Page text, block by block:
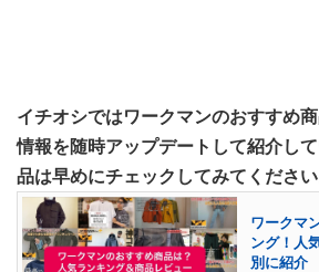
イチオシではワークマンのおすすめ
情報を随時アップデートして紹介し
品は早めにチェックしてみてください
ワークマ
ング！人
別に紹介